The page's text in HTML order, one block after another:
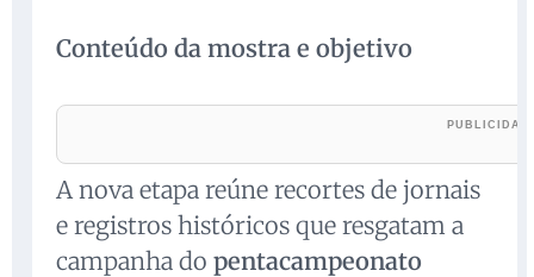
Conteúdo da mostra e objetivo
A nova etapa reúne recortes de jornais
e registros históricos que resgatam a
campanha do pentacampeonato